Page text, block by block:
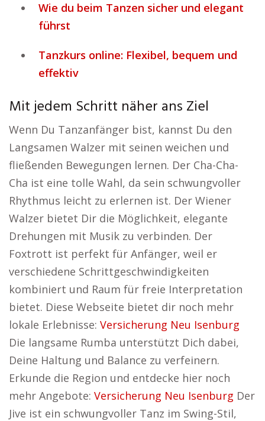
Wie du beim Tanzen sicher und elegant
führst
Tanzkurs online: Flexibel, bequem und
effektiv
Mit jedem Schritt näher ans Ziel
Wenn Du Tanzanfänger bist, kannst Du den
Langsamen Walzer mit seinen weichen und
fließenden Bewegungen lernen. Der Cha-Cha-
Cha ist eine tolle Wahl, da sein schwungvoller
Rhythmus leicht zu erlernen ist. Der Wiener
Walzer bietet Dir die Möglichkeit, elegante
Drehungen mit Musik zu verbinden. Der
Foxtrott ist perfekt für Anfänger, weil er
verschiedene Schrittgeschwindigkeiten
kombiniert und Raum für freie Interpretation
bietet. Diese Webseite bietet dir noch mehr
lokale Erlebnisse: Versicherung Neu Isenburg
Die langsame Rumba unterstützt Dich dabei,
Deine Haltung und Balance zu verfeinern.
Erkunde die Region und entdecke hier noch
mehr Angebote: Versicherung Neu Isenburg Der
Jive ist ein schwungvoller Tanz im Swing-Stil,